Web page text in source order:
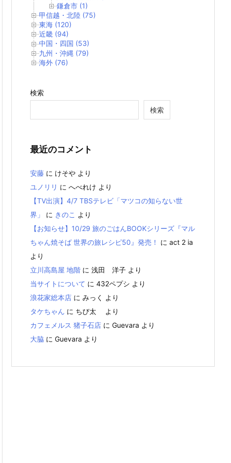
鎌倉市 (1)
甲信越・北陸 (75)
東海 (120)
近畿 (94)
中国・四国 (53)
九州・沖縄 (79)
海外 (76)
検索
検索
最近のコメント
安藤 に けそや より
ユノリリ に へべれけ より
【TV出演】4/7 TBSテレビ「マツコの知らない世
界」
に きのこ より
【お知らせ】10/29 旅のごはんBOOKシリーズ『マル
ちゃん焼そば 世界の旅レシピ50』発売！
に act 2 ia
より
立川高島屋 地階 に 浅田 洋子 より
当サイトについて に 432ペプシ より
浪花家総本店 に みっく
より
タケちゃん に ちび太
より
カフェメルス 猪子石店 に Guevara より
大脇 に Guevara より